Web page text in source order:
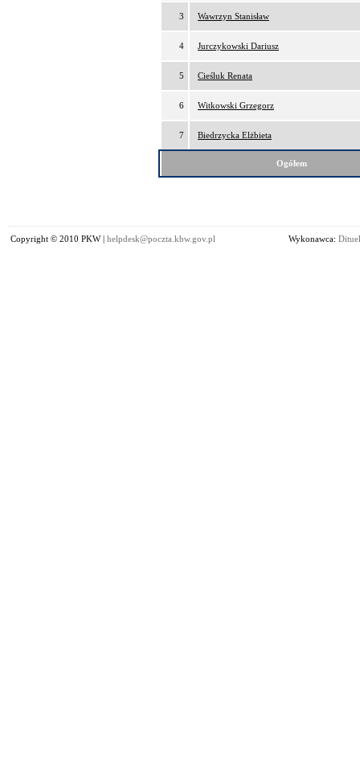
3 Wawrzyn Stanisław
4 Jurczykowski Dariusz
5 Cieśluk Renata
6 Witkowski Grzegorz
7 Biedrzycka Elżbieta
Ogółem
Copyright © 2010 PKW | helpdesk@poczta.kbw.gov.pl Wykonawca: